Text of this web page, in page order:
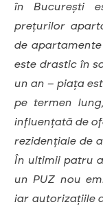
în București
prețurilor
de
este drastic în
un an – piața
pe termen
influențată de
rezidențiale de
În ultimii patru
un PUZ nou
iar autorizațiile